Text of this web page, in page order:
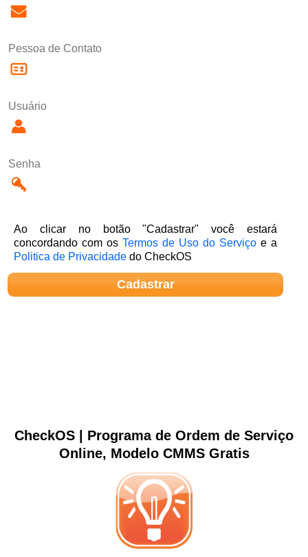
Pessoa de Contato
Usuário
Senha
Ao clicar no botão "Cadastrar" você estará
concordando com osTermos de Uso do Serviço e a
Politica de Privacidade do CheckOS
CheckOS | Programa de Ordem de Serviço
Online, Modelo CMMS Gratis